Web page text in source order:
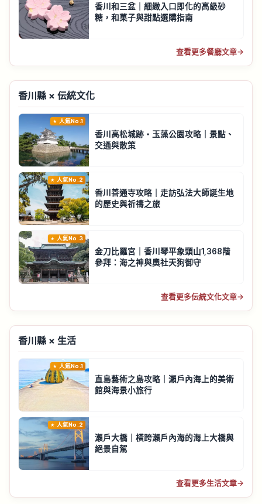
香川和三盆｜細緻入口即化的高級砂
糖，和菓子與甜點選購指南
查看更多餐廳文章→
香川縣 × 伝統文化
人氣No.1
香川高松城跡・玉藻公園攻略｜景點、
交通與散策
人氣No.2
香川善通寺攻略｜走訪弘法大師誕生地
的歷史與祈禱之旅
人氣No.3
金刀比羅宮｜香川琴平象頭山1,368階
參拜：海之神與奧社天狗御守
查看更多伝統文化文章→
香川縣 × 生活
人氣No.1
直島藝術之島攻略｜瀨戶內海上的美術
館與海景小旅行
人氣No.2
瀨戶大橋｜橫跨瀨戶內海的海上大橋與
絕景自駕
查看更多生活文章→